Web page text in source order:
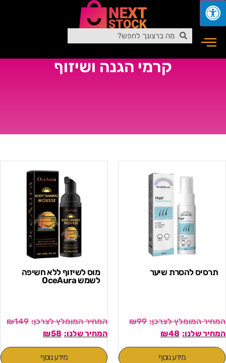
קרמי הגנה ושיזוף
תרסיס להסרת שיער
₪99
₪48
מידע נוסף
מוס לשיזוף ללא חשיפה
לשמש OceAura
₪149
₪58
מידע נוסף